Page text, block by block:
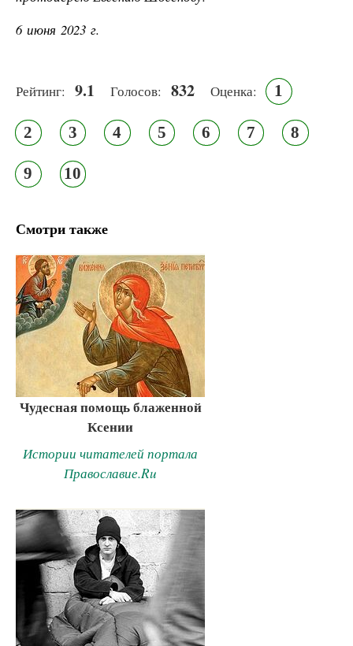
6 июня 2023 г.
Рейтинг: 9.1 Голосов: 832 Оценка: 1
2 3 4 5 6 7 8
9 10
Смотри также
Чудесная помощь блаженной
Ксении
Истории читателей портала
Православие.Ru